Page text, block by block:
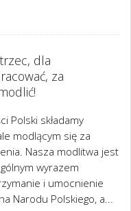
dla
za
Polski składamy
modlącym się za
Nasza modlitwa jest
wyrazem
i umocnienie
Narodu Polskiego, a...